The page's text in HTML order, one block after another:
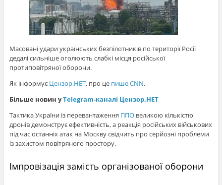
Масовані удари українських безпілотників по території Росії
дедалі сильніше оголюють слабкі місця російської
протиповітряної оборони.
Як інформує Цензор.НЕТ, про це пише CNN.
Більше новин уTelegram-каналі Цензор.НЕТ
Тактика України із перевантаження ППОвеликою кількістю
дронів демонструє ефективність, а реакція російських військових
під час останніх атак на Москву свідчить про серйозні проблеми
із захистом повітряного простору.
Імпровізація замість організованої оборони